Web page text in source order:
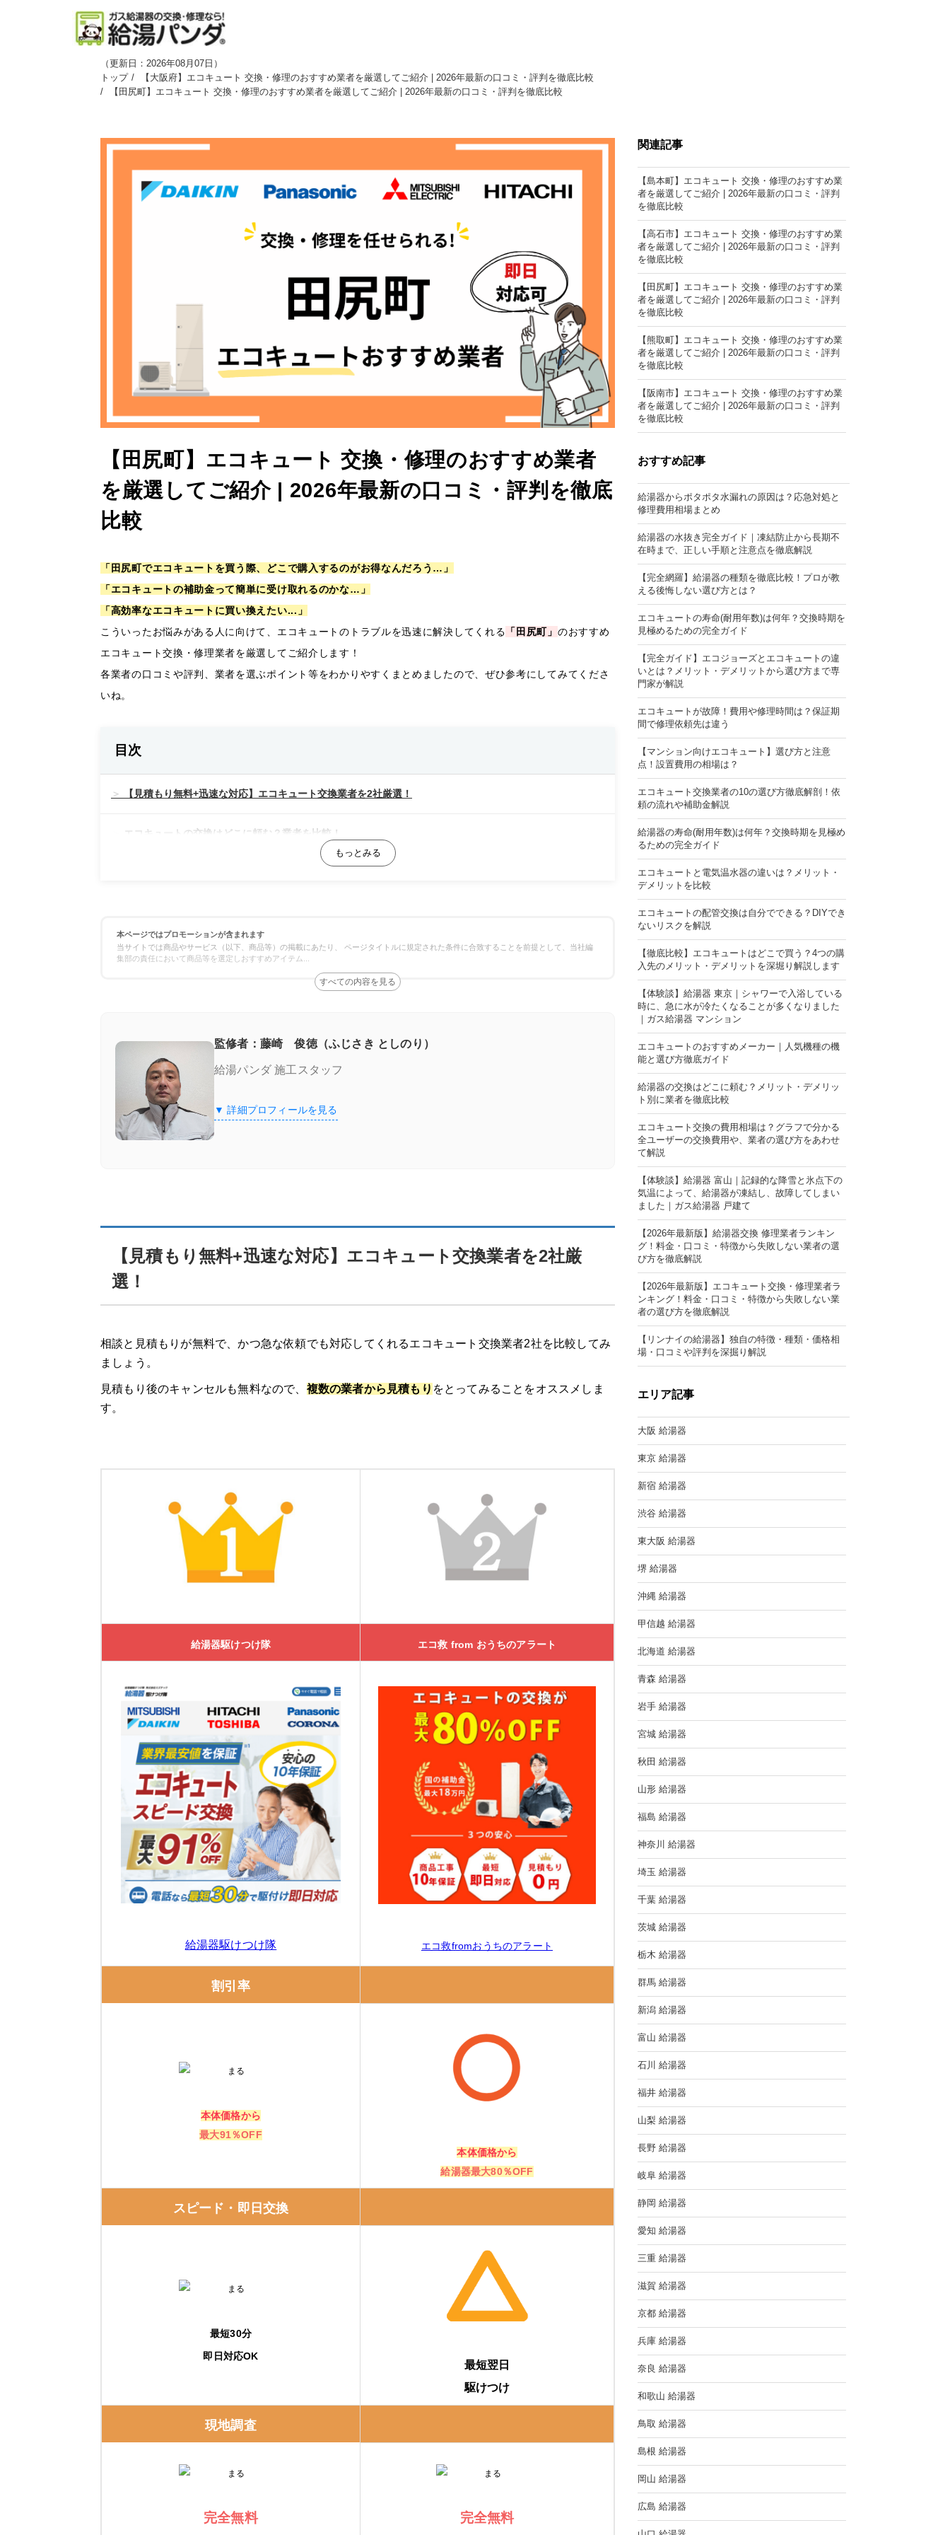
（更新日：2026年08月07日 ）
トップ
【大阪府】エコキュート 交換・修理のおすすめ業者を厳選してご紹介 | 2026年最新の口コミ・評判を徹底比較
【田尻町】エコキュート 交換・修理のおすすめ業者を厳選してご紹介 | 2026年最新の口コミ・評判を徹底比較
【田尻町】エコキュート 交換・修理のおすすめ業者
を厳選してご紹介 | 2026年最新の口コミ・評判を徹底
比較
「田尻町でエコキュートを買う際、どこで購入するのがお得なんだろう…」
「エコキュートの補助金って簡単に受け取れるのかな…」
「高効率なエコキュートに買い換えたい...」
こういったお悩みがある人に向けて、エコキュートのトラブルを迅速に解決してくれる 「田尻町」 のおすすめ
エコキュート交換・修理業者を厳選してご紹介します！
各業者の口コミや評判、業者を選ぶポイント等をわかりやすくまとめましたので、ぜひ参考にしてみてくださ
いね。
目次
【見積もり無料+迅速な対応】エコキュート交換業者を2社厳選！
エコキュートの交換はどこに頼む？業者を比較！
保証の比較
エコキュート専門業者の選び方！ここをチェック
良心価格＆追加費用なし
認定資格の有無
「給湯器駆けつけ隊 ミズテック」の4つの特徴
給湯器駆けつけ隊 ミズテックの口コミ
エコ救 from おうちのアラート
「エコ救 from おうちのアラート」の特徴
「エコ救 from おうちのアラート」の口コミ
湯ドクター
湯ドクターの特徴
湯ドクターの口コミ
大問屋の特徴
大問屋の口コミ
交換できるくん
交換できるくんの特徴
交換できるくんの口コミ
ガスペック
ガスペックの特徴
ガスペックの口コミ
エコキュート交換の窓口
エコキュート交換の窓口の特徴
株式会社ホットライフ
住設ドットコム 南大阪店
保証内容を確認する
エコキュートの修理費用と交換費用の相場
本ページではプロモーションが含まれます
当サイトでは商品やサービス（以下、商品等）の掲載にあたり、 ページタイトルに規定された条件に合致することを前提として、当社編
集部の責任において商品等を選定しおすすめアイテム
監修者：藤崎 俊徳（ふじさき としのり）
給湯パンダ 施工スタッフ
▼ 詳細プロフィールを見る
【見積もり無料+迅速な対応】エコキュート交換業者を2社厳
選！
相談と見積もりが無料で、かつ急な依頼でも対応してくれるエコキュート交換業者2社を比較してみ
ましょう。
見積もり後のキャンセルも無料なので、 複数の業者から見積もり をとってみることをオススメしま
す。
給湯器駆けつけ隊 エコ救 from おうちのアラート
給湯器駆けつけ隊 エコ救fromおうちのアラート
割引率
本体価格から
最大91％OFF
本体価格から
給湯器最大80％OFF
スピード・即日交換
最短30分
即日対応OK
最短翌日
駆けつけ
現地調査
完全無料 完全無料
関連記事
【島本町】エコキュート 交換・修理のおすすめ業
者を厳選してご紹介 | 2026年最新の口コミ・評判
を徹底比較
【高石市】エコキュート 交換・修理のおすすめ業
者を厳選してご紹介 | 2026年最新の口コミ・評判
を徹底比較
【田尻町】エコキュート 交換・修理のおすすめ業
者を厳選してご紹介 | 2026年最新の口コミ・評判
を徹底比較
【熊取町】エコキュート 交換・修理のおすすめ業
者を厳選してご紹介 | 2026年最新の口コミ・評判
を徹底比較
【阪南市】エコキュート 交換・修理のおすすめ業
者を厳選してご紹介 | 2026年最新の口コミ・評判
を徹底比較
おすすめ記事
給湯器からポタポタ水漏れの原因は？応急対処と
修理費用相場まとめ
給湯器の水抜き完全ガイド｜凍結防止から長期不
在時まで、正しい手順と注意点を徹底解説
【完全網羅】給湯器の種類を徹底比較！プロが教
える後悔しない選び方とは？
エコキュートの寿命(耐用年数)は何年？交換時期を
見極めるための完全ガイド
【完全ガイド】エコジョーズとエコキュートの違
いとは？メリット・デメリットから選び方まで専
門家が解説
エコキュートが故障！費用や修理時間は？保証期
間で修理依頼先は違う
【マンション向けエコキュート】選び方と注意
点！設置費用の相場は？
エコキュート交換業者の10の選び方徹底解剖！依
頼の流れや補助金解説
給湯器の寿命(耐用年数)は何年？交換時期を見極め
るための完全ガイド
エコキュートと電気温水器の違いは？メリット・
デメリットを比較
エコキュートの配管交換は自分でできる？DIYでき
ないリスクを解説
【徹底比較】エコキュートはどこで買う？4つの購
入先のメリット・デメリットを深堀り解説します
【体験談】給湯器 東京｜シャワーで入浴している
時に、急に水が冷たくなることが多くなりました
｜ガス給湯器 マンション
エコキュートのおすすめメーカー｜人気機種の機
能と選び方徹底ガイド
給湯器の交換はどこに頼む？メリット・デメリッ
ト別に業者を徹底比較
エコキュート交換の費用相場は？グラフで分かる
全ユーザーの交換費用や、業者の選び方をあわせ
て解説
【体験談】給湯器 富山｜記録的な降雪と氷点下の
気温によって、給湯器が凍結し、故障してしまい
ました｜ガス給湯器 戸建て
【2026年最新版】給湯器交換 修理業者ランキン
グ！料金・口コミ・特徴から失敗しない業者の選
び方を徹底解説
【2026年最新版】エコキュート交換・修理業者ラ
ンキング！料金・口コミ・特徴から失敗しない業
者の選び方を徹底解説
【リンナイの給湯器】独自の特徴・種類・価格相
場・口コミや評判を深掘り解説
エリア記事
大阪 給湯器
東京 給湯器
新宿 給湯器
渋谷 給湯器
東大阪 給湯器
堺 給湯器
沖縄 給湯器
甲信越 給湯器
北海道 給湯器
青森 給湯器
岩手 給湯器
宮城 給湯器
秋田 給湯器
山形 給湯器
福島 給湯器
神奈川 給湯器
埼玉 給湯器
千葉 給湯器
茨城 給湯器
栃木 給湯器
群馬 給湯器
新潟 給湯器
富山 給湯器
石川 給湯器
福井 給湯器
山梨 給湯器
長野 給湯器
岐阜 給湯器
静岡 給湯器
愛知 給湯器
三重 給湯器
滋賀 給湯器
京都 給湯器
兵庫 給湯器
奈良 給湯器
和歌山 給湯器
鳥取 給湯器
島根 給湯器
岡山 給湯器
広島 給湯器